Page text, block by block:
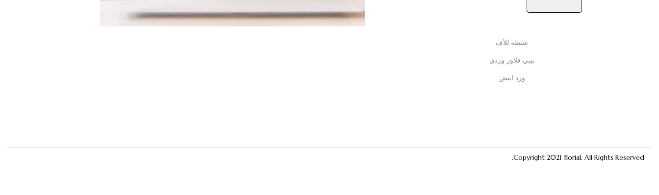
شنطه للأف
بيبي فلاور وردي
ورد ابيض
Copyright 2021 florial. All Rights Reserved.